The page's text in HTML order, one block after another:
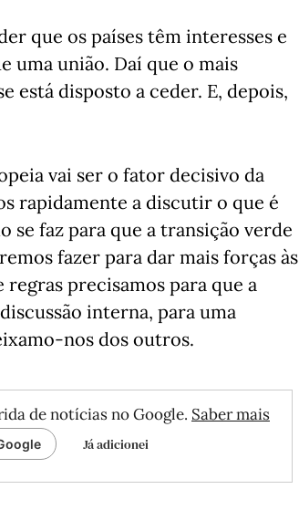
que os países têm interesses e
uma união. Daí que o mais
está disposto a ceder. E, depois,
vai ser o fator decisivo da
rapidamente a discutir o que é
se faz para que a transição verde
fazer para dar mais forças às
regras precisamos para que a
interna, para uma
nos dos outros.
de notícias no Google. Saber mais
Já adicionei